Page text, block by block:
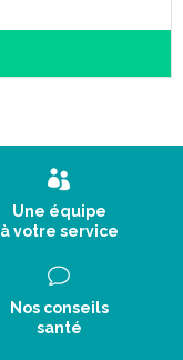
Une équipe
à votre service
Nos conseils
santé